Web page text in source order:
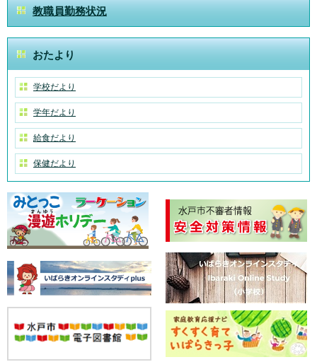
教職員勤務状況
おたより
学校だより
学年だより
給食だより
保健だより